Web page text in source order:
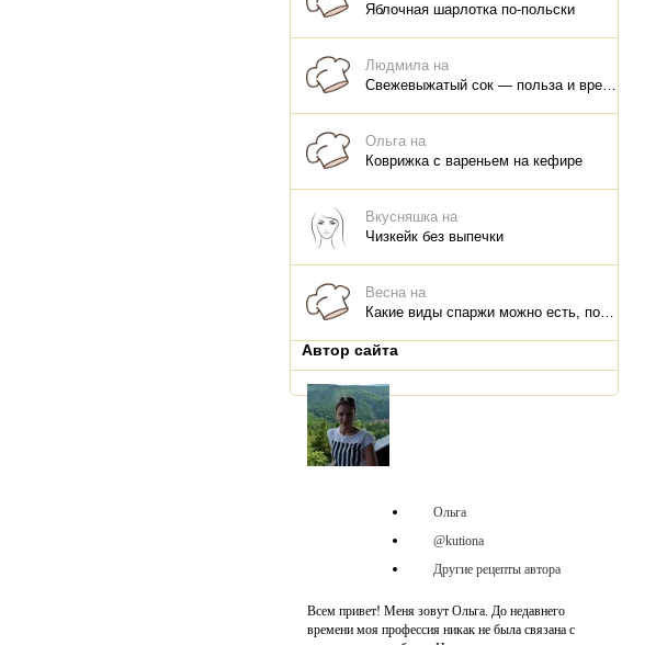
Яблочная шарлотка по-польски
Людмила на
Свежевыжатый сок — польза и вред, как правильно пить, как хранить
Ольга на
Коврижка с вареньем на кефире
Вкусняшка на
Чизкейк без выпечки
Весна на
Какие виды спаржи можно есть, польза для организма, что и как приготовить
Автор сайта
Ольга
@kutiona
Другие рецепты автора
Всем привет! Меня зовут Ольга. До недавнего
времени моя профессия никак не была связана с